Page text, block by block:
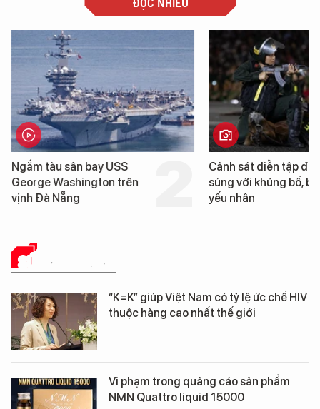
Cảnh sát diễn tập đấu
súng với khủng bố, bảo vệ
yếu nhân
Trung Quốc
cao su tự
loài cỏ dại
SỨC KHỎE 24H
“K=K” giúp Việt Nam có tỷ lệ ức chế HIV
thuộc hàng cao nhất thế giới
Vi phạm trong quảng cáo sản phẩm
NMN Quattro liquid 15000